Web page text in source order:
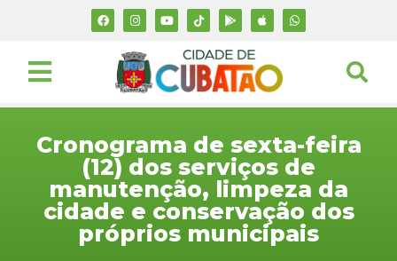
Cronograma de sexta-feira
(12) dos serviços de
manutenção, limpeza da
cidade e conservação dos
próprios municipais